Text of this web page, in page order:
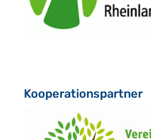
Kooperationspartner